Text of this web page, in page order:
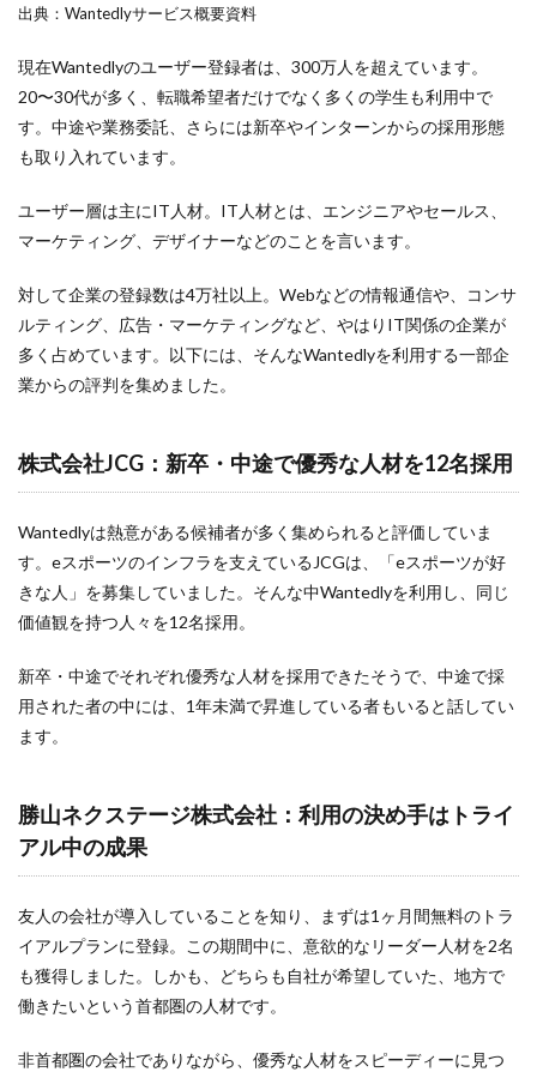
出典：Wantedlyサービス概要資料
現在Wantedlyのユーザー登録者は、300万人を超えています。
20〜30代が多く、転職希望者だけでなく多くの学生も利用中で
す。中途や業務委託、さらには新卒やインターンからの採用形態
も取り入れています。
ユーザー層は主にIT人材。IT人材とは、エンジニアやセールス、
マーケティング、デザイナーなどのことを言います。
対して企業の登録数は4万社以上。Webなどの情報通信や、コンサ
ルティング、広告・マーケティングなど、やはりIT関係の企業が
多く占めています。以下には、そんなWantedlyを利用する一部企
業からの評判を集めました。
株式会社JCG：新卒・中途で優秀な人材を12名採用
Wantedlyは熱意がある候補者が多く集められると評価していま
す。eスポーツのインフラを支えているJCGは、「eスポーツが好
きな人」を募集していました。そんな中Wantedlyを利用し、同じ
価値観を持つ人々を12名採用。
新卒・中途でそれぞれ優秀な人材を採用できたそうで、中途で採
用された者の中には、1年未満で昇進している者もいると話してい
ます。
勝山ネクステージ株式会社：利用の決め手はトライ
アル中の成果
友人の会社が導入していることを知り、まずは1ヶ月間無料のトラ
イアルプランに登録。この期間中に、意欲的なリーダー人材を2名
も獲得しました。しかも、どちらも自社が希望していた、地方で
働きたいという首都圏の人材です。
非首都圏の会社でありながら、優秀な人材をスピーディーに見つ
ペルソナ
プロフィール
フレームワーク
ダイレクトリクルーティング
フリーランス
ブランディング
プラン
バリュー
ニューノーマル時代
デメリット
チャット
チェックポイント
適性検査とは
検索